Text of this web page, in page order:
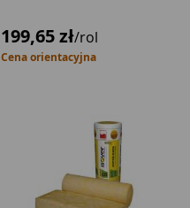
199,65 zł/rol
Cena orientacyjna